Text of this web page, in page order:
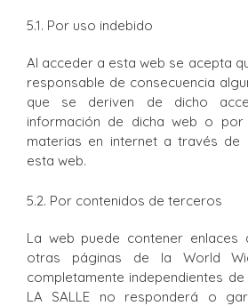
5.1. Por uso indebido
Al acceder a esta web se acepta
responsable de consecuencia
que se deriven de dicho
información de dicha web o
materias en internet a través de
esta web.
5.2. Por contenidos de terceros
La web puede contener enlaces
otras páginas de la World
completamente independientes
LA SALLE no responderá o